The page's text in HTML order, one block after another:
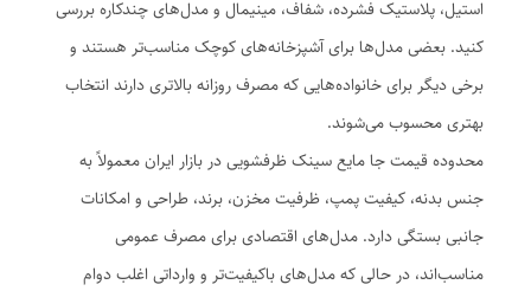
استیل، پلاستیک فشرده، شفاف، مینیمال و مدل‌های چندکاره بررسی
کنید. بعضی مدل‌ها برای آشپزخانه‌های کوچک مناسب‌تر هستند و
برخی دیگر برای خانواده‌هایی که مصرف روزانه بالاتری دارند انتخاب
بهتری محسوب می‌شوند.
محدوده قیمت جا مایع سینک ظرفشویی در بازار ایران معمولاً به
جنس بدنه، کیفیت پمپ، ظرفیت مخزن، برند، طراحی و امکانات
جانبی بستگی دارد. مدل‌های اقتصادی برای مصرف عمومی
مناسب‌اند، در حالی که مدل‌های باکیفیت‌تر و وارداتی اغلب دوام